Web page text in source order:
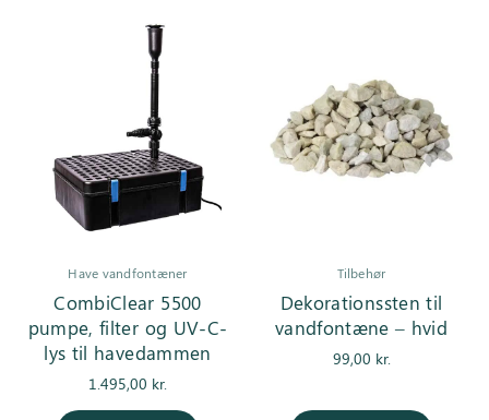
Have vandfontæner
CombiClear 5500
pumpe, filter og UV-C-
lys til havedammen
1.495,00 kr.
Tilbehør
Dekorationssten til
vandfontæne – hvid
99,00 kr.